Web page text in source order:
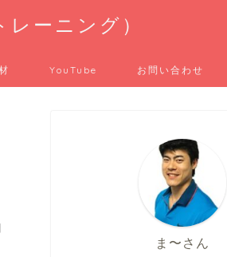
ーニング）
YouTube お問い合わせ
ま〜さん